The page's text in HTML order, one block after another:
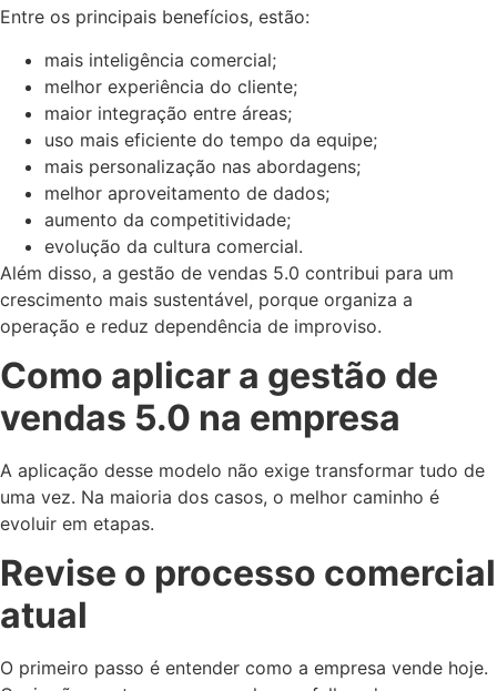
Entre os principais benefícios, estão:
mais inteligência comercial;
melhor experiência do cliente;
maior integração entre áreas;
uso mais eficiente do tempo da equipe;
mais personalização nas abordagens;
melhor aproveitamento de dados;
aumento da competitividade;
evolução da cultura comercial.
Além disso, a gestão de vendas 5.0 contribui para um
crescimento mais sustentável, porque organiza a
operação e reduz dependência de improviso.
Como aplicar a gestão de
vendas 5.0 na empresa
A aplicação desse modelo não exige transformar tudo de
uma vez. Na maioria dos casos, o melhor caminho é
evoluir em etapas.
Revise o processo comercial
atual
O primeiro passo é entender como a empresa vende hoje.